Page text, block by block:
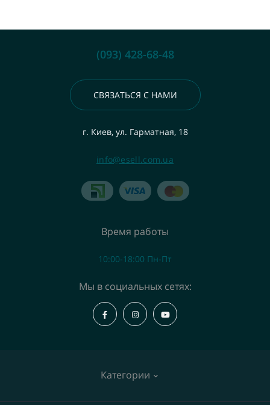
(093) 428-68-48
СВЯЗАТЬСЯ С НАМИ
г. Киев, ул. Гарматная, 18
info@esell.com.ua
Категории
Время работы
10:00-18:00 Пн-Пт
Мы в социальных сетях: